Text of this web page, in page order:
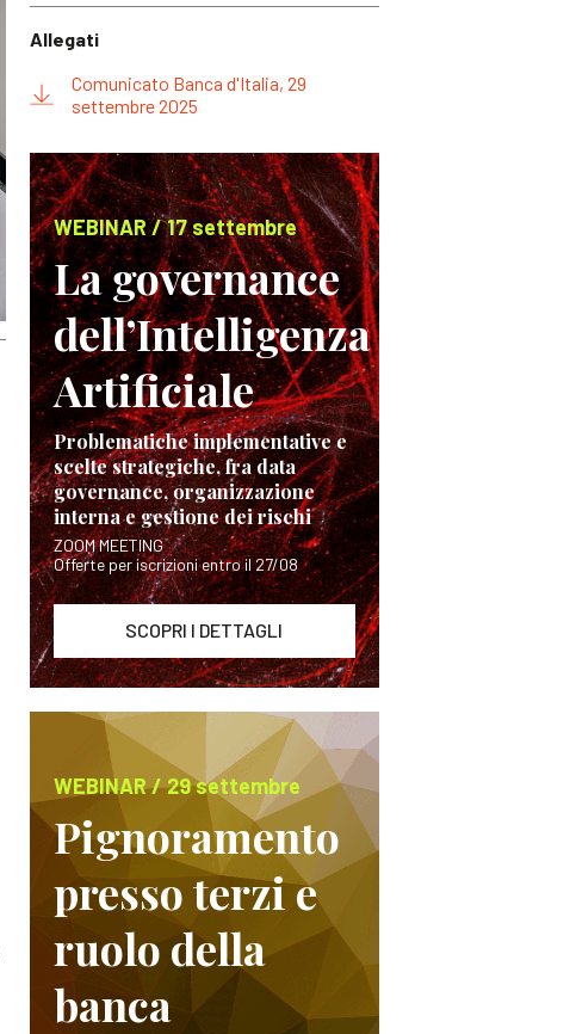
Allegati
Comunicato Banca d'Italia, 29
settembre 2025
WEBINAR / 17 settembre
La governance
dell’Intelligenza
Artificiale
Problematiche implementative e
scelte strategiche, fra data
governance, organizzazione
interna e gestione dei rischi
ZOOM MEETING
Offerte per iscrizioni entro il 27/08
SCOPRI I DETTAGLI
WEBINAR / 29 settembre
Pignoramento
presso terzi e
ruolo della
banca